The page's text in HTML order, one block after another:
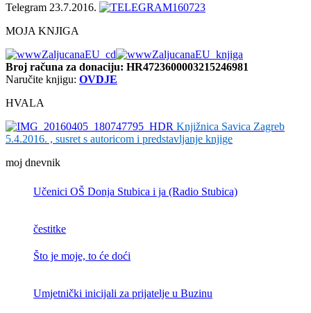
Telegram 23.7.2016.
MOJA KNJIGA
Broj računa za donaciju: HR4723600003215246981
Naručite knjigu: OVDJE
HVALA
Knjižnica Savica Zagreb
5.4.2016. , susret s autoricom i predstavljanje knjige
moj dnevnik
Učenici OŠ Donja Stubica i ja (Radio Stubica)
čestitke
Što je moje, to će doći
Umjetnički inicijali za prijatelje u Buzinu